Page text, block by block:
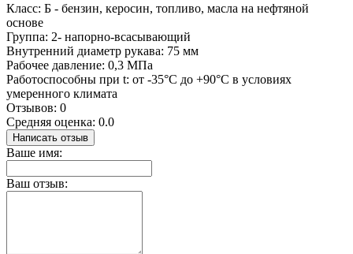
Класс: Б - бензин, керосин, топливо, масла на нефтяной
основе
Группа: 2- напорно-всасывающий
Внутренний диаметр рукава: 75 мм
Рабочее давление: 0,3 МПа
Работоспособны при t: от -35°С до +90°С в условиях
умеренного климата
Отзывов: 0
Средняя оценка: 0.0
Написать отзыв
Ваше имя:
Ваш отзыв: